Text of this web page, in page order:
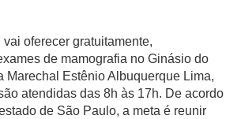
oferecer gratuitamente,
de mamografia no Ginásio do
Marechal Estênio Albuquerque Lima,
atendidas das 8h às 17h. De acordo
de São Paulo, a meta é reunir